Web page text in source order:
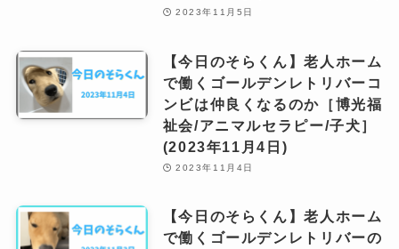
2023年11月5日
【今日のそらくん】老人ホーム
で働くゴールデンレトリバーコ
ンビは仲良くなるのか［博光福
祉会/アニマルセラピー/子犬］
(2023年11月4日)
2023年11月4日
【今日のそらくん】老人ホーム
で働くゴールデンレトリバーの